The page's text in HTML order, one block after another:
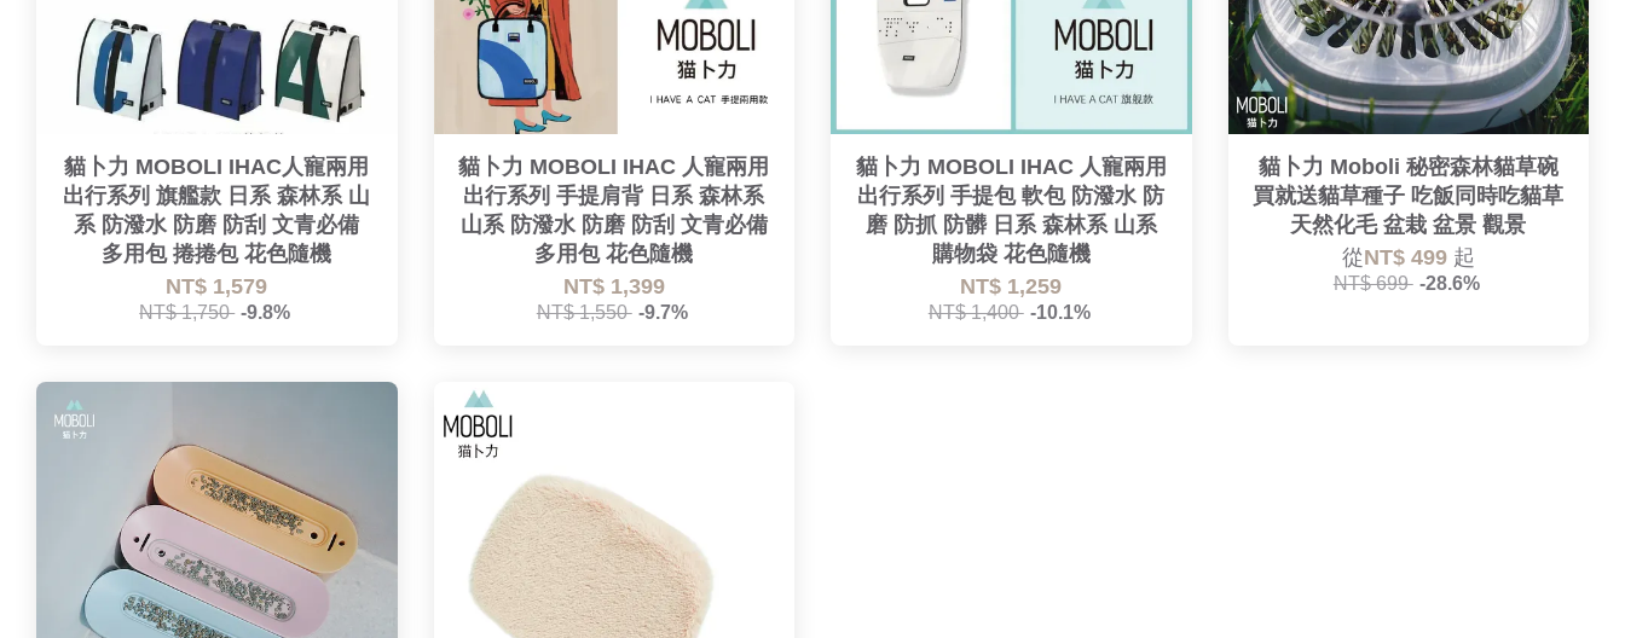
貓卜力 MOBOLI IHAC人寵兩用
出行系列 旗艦款 日系 森林系 山
系 防潑水 防磨 防刮 文青必備
多用包 捲捲包 花色隨機
NT$ 1,579
NT$ 1,750 -9.8%
貓卜力 MOBOLI IHAC 人寵兩用
出行系列 手提肩背 日系 森林系
山系 防潑水 防磨 防刮 文青必備
多用包 花色隨機
NT$ 1,399
NT$ 1,550 -9.7%
貓卜力 MOBOLI IHAC 人寵兩用
出行系列 手提包 軟包 防潑水 防
磨 防抓 防髒 日系 森林系 山系
購物袋 花色隨機
NT$ 1,259
NT$ 1,400 -10.1%
貓卜力 Moboli 秘密森林貓草碗
買就送貓草種子 吃飯同時吃貓草
天然化毛 盆栽 盆景 觀景
從NT$ 499 起
NT$ 699 -28.6%